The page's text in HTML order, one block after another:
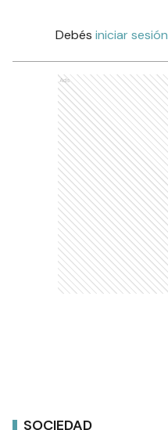
Debés iniciar sesión
Ads
SOCIEDAD